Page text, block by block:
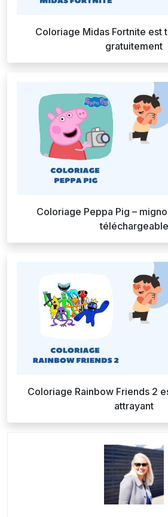
Coloriage Midas Fortnite est
gratuitement
Coloriage Peppa Pig –
téléchargeable
Coloriage Rainbow Friends 2
attrayant